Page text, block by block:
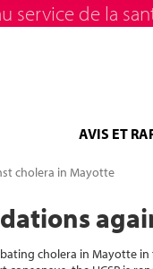
service de la
AVIS ET
cholera in Mayotte
cholera in Mayotte